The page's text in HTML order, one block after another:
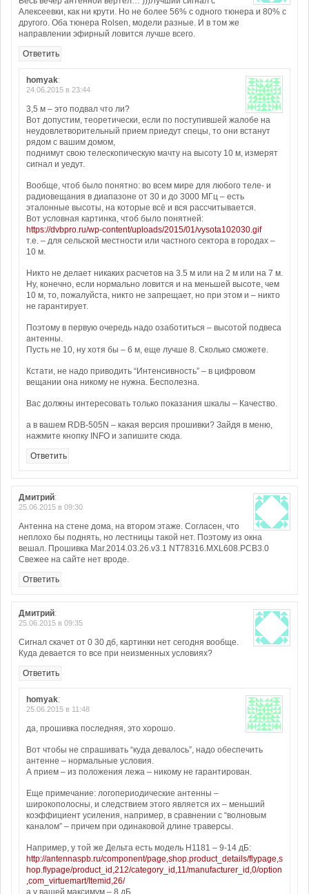
Алексеевки, как ни крути. Но не более 56% с одного тюнера и 80% с
другого. Оба тюнера Rolsen, модели разные. И в том же
направлении эфирный ловится лучше всего.
Ответить
homyak:
24.06.2015 в 23:44
3,5 м – это подвал что ли?
Вот допустим, теоретически, если по поступившей жалобе на
неудовлетворительный прием приедут спецы, то они встанут
рядом с вашим домом,
поднимут свою телескопическую мачту на высоту 10 м, измерят
сигнал и уедут.
Вообще, чтоб было понятно: во всем мире для любого теле- и
радиовещания в диапазоне от 30 и до 3000 МГц – есть
эталонные высоты, на которые всё и вся рассчитывается.
Вот условная картинка, чтоб было понятней:
https://dvbpro.ru/wp-content/uploads/2015/01/vysota102030.gif
т.е. – для сельской местности или частного сектора в городах –
10 м.
Никто не делает никаких расчетов на 3.5 м или на 2 м или на 7 м.
Ну, конечно, если нормально ловится и на меньшей высоте, чем
10 м, то, пожалуйста, никто не запрещает, но при этом и – никто
не гарантирует.
Поэтому в первую очередь надо озаботиться – высотой подвеса
антенны.
Пусть не 10, ну хотя бы – 6 м, еще лучше 8. Сколько сможете.
Кстати, не надо приводить “Интенсивность” – в цифровом
вещании она никому не нужна. Бесполезна.
Вас должны интересовать только показания шкалы – Качество.
а в вашем RDB-505N – какая версия прошивки? Зайдя в меню,
нажмите кнопку INFO и запишите сюда.
Ответить
Дмитрий:
25.06.2015 в 09:30
Антенна на стене дома, на втором этаже. Согласен, что
неплохо бы поднять, но лестницы такой нет. Поэтому из окна
вешал. Прошивка Mar.2014.03.26.v3.1 NT78316.MXL608.PCB3.0
Свежее на сайте нет вроде.
Ответить
Дмитрий:
25.06.2015 в 09:35
Сигнал скачет от 0 30 дб, картинки нет сегодня вообще.
Куда девается то все при неизменных условиях?
Ответить
homyak:
25.06.2015 в 11:48
да, прошивка последняя, это хорошо.
Вот чтобы не спрашивать “куда девалось”, надо обеспечить
антенне – нормальные условия.
А прием – из положения лежа – никому не гарантирован.
Еще примечание: логопериодические антенны –
широкополосны, и следствием этого является их – меньший
коэффициент усиления, например, в сравнении с “волновым
каналом” – причем при одинаковой длине траверсы.
Например, у той же Дельта есть модель Н1181 – 9-14 дБ:
http://antennaspb.ru/component/page,shop.product_details/flypage,s
hop.flypage/product_id,212/category_id,11/manufacturer_id,0/option
,com_virtuemart/Itemid,26/
а у вашей максимум – 8 дБ.